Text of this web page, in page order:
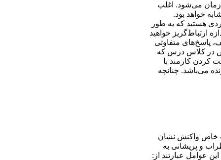
زمان می‌شود. اغلب
مشابه خواهد بود.
هستید که به طور
ارتباط‌گریز خواهید
پاسخ‌های متفاوتی
در کلاس درس که
کردن کارمند با
می‌باشد. چنانچه
خاص واکنش نشان
و پریشانی به
عوامل عبارتند از: